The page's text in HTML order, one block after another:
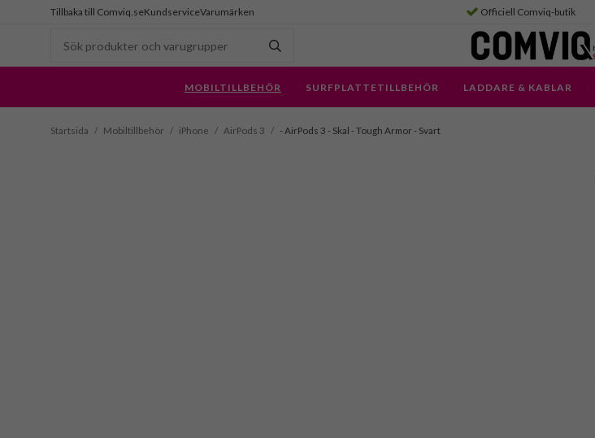
Tillbaka till Comviq.seKundserviceVarumärken Officiell Comviq-butik
MOBILTILLBEHÖR SURFPLATTETILLBEHÖR LADDARE & KABLAR
Startsida / Mobiltillbehör / iPhone / AirPods 3 / - AirPods 3 - Skal - Tough Armor - Svart